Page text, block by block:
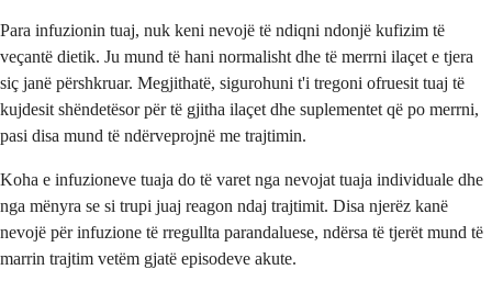
Para infuzionin tuaj, nuk keni nevojë të ndiqni ndonjë kufizim të
veçantë dietik. Ju mund të hani normalisht dhe të merrni ilaçet e tjera
siç janë përshkruar. Megjithatë, sigurohuni t'i tregoni ofruesit tuaj të
kujdesit shëndetësor për të gjitha ilaçet dhe suplementet që po merrni,
pasi disa mund të ndërveprojnë me trajtimin.
Koha e infuzioneve tuaja do të varet nga nevojat tuaja individuale dhe
nga mënyra se si trupi juaj reagon ndaj trajtimit. Disa njerëz kanë
nevojë për infuzione të rregullta parandaluese, ndërsa të tjerët mund të
marrin trajtim vetëm gjatë episodeve akute.